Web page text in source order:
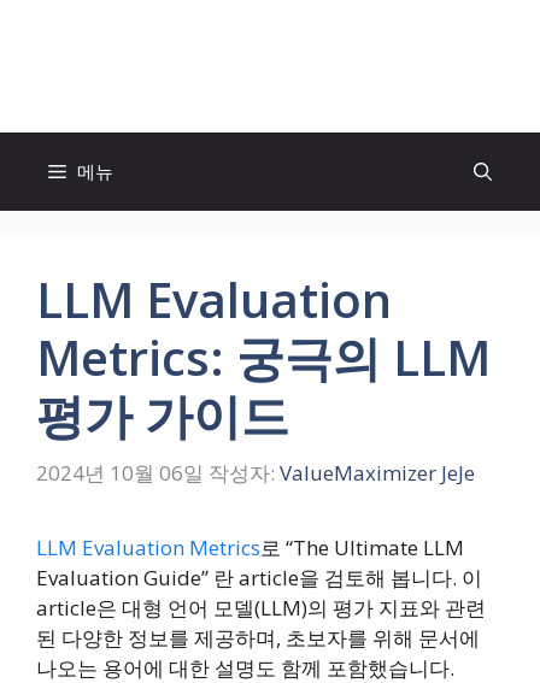
건
메뉴
LLM Evaluation
Metrics: 궁극의 LLM
평가 가이드
2024년 10월 06일 작성자: ValueMaximizer JeJe
LLM Evaluation Metrics로 “The Ultimate LLM
Evaluation Guide” 란 article을 검토해 봅니다. 이
article은 대형 언어 모델(LLM)의 평가 지표와 관련
된 다양한 정보를 제공하며, 초보자를 위해 문서에
나오는 용어에 대한 설명도 함께 포함했습니다.